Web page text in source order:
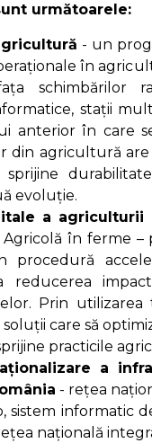
următoarele:
- un
în
schimbărilor
stații
anterior în care
din agricultură are
evoluție.
a agriculturii
Agricolă în ferme
Prin utilizarea
care să
practicile
a
- rețea
informatic
națională